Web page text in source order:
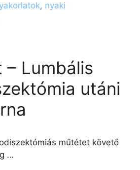
, nyaki
– Lumbális
utáni
műtétet követő
…